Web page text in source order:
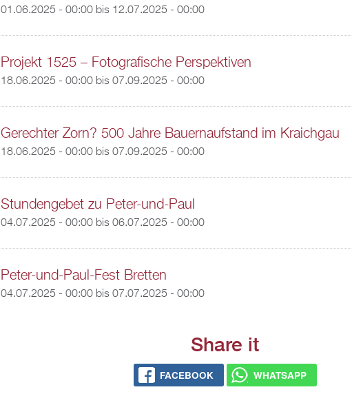
01.06.2025 - 00:00bis 12.07.2025 - 00:00
Projekt 1525 – Fotografische Perspektiven
18.06.2025 - 00:00bis 07.09.2025 - 00:00
Gerechter Zorn? 500 Jahre Bauernaufstand im Kraichgau
18.06.2025 - 00:00bis 07.09.2025 - 00:00
Stundengebet zu Peter-und-Paul
04.07.2025 - 00:00bis 06.07.2025 - 00:00
Peter-und-Paul-Fest Bretten
04.07.2025 - 00:00bis 07.07.2025 - 00:00
Share it
FACEBOOK WHATSAPP